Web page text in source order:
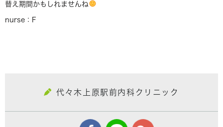
替え期間かもしれませんね
nurse：F
代々木上原駅前内科クリニック